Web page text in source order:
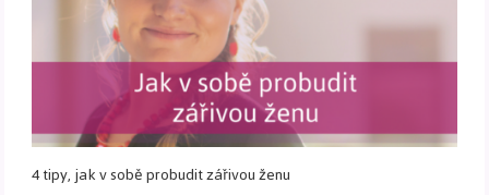
4 tipy, jak v sobě probudit zářivou ženu